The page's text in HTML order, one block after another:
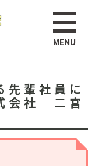
先輩社員に
会社 二宮